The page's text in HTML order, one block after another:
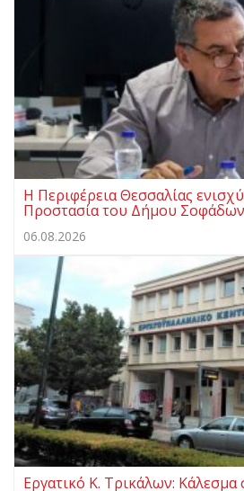
Η Περιφέρεια Θεσσαλίας
Προστασία του Δήμου
06.08.2026
Εργατικό Κ. Τρικάλων: Κάλεσμα